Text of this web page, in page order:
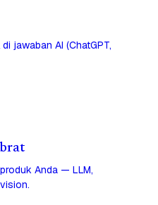
jawaban AI (ChatGPT,
Anda — LLM,